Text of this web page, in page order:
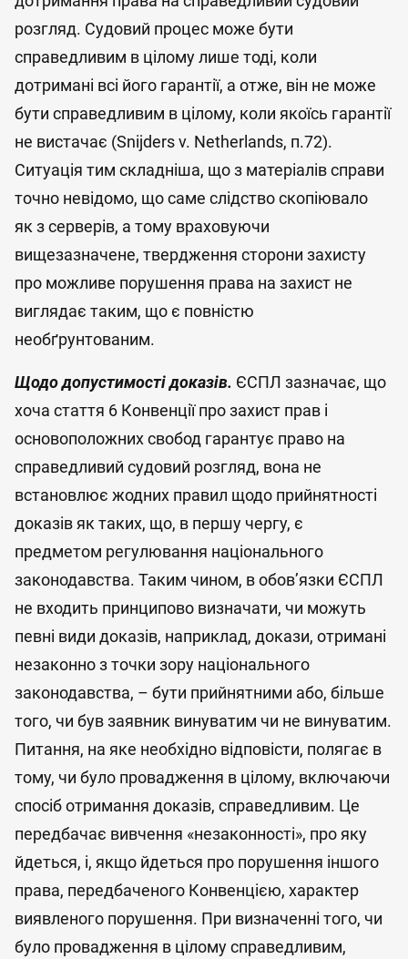
розгляд. Судовий процес може бути
справедливим в цілому лише тоді, коли
дотримані всі його гарантії, а отже, він не може
бути справедливим в цілому, коли якоїсь гарантії
не вистачає (Snijders v. Netherlands, п.72).
Ситуація тим складніша, що з матеріалів справи
точно невідомо, що саме слідство скопіювало
як з серверів, а тому враховуючи
вищезазначене, твердження сторони захисту
про можливе порушення права на захист не
виглядає таким, що є повністю
необґрунтованим.
Щодо допустимості доказів. ЄСПЛ зазначає, що
хоча стаття 6 Конвенції про захист прав і
основоположних свобод гарантує право на
справедливий судовий розгляд, вона не
встановлює жодних правил щодо прийнятності
доказів як таких, що, в першу чергу, є
предметом регулювання національного
законодавства. Таким чином, в обов’язки ЄСПЛ
не входить принципово визначати, чи можуть
певні види доказів, наприклад, докази, отримані
незаконно з точки зору національного
законодавства, – бути прийнятними або, більше
того, чи був заявник винуватим чи не винуватим.
Питання, на яке необхідно відповісти, полягає в
тому, чи було провадження в цілому, включаючи
спосіб отримання доказів, справедливим. Це
передбачає вивчення «незаконності», про яку
йдеться, і, якщо йдеться про порушення іншого
права, передбаченого Конвенцією, характер
виявленого порушення. При визначенні того, чи
було провадження в цілому справедливим,